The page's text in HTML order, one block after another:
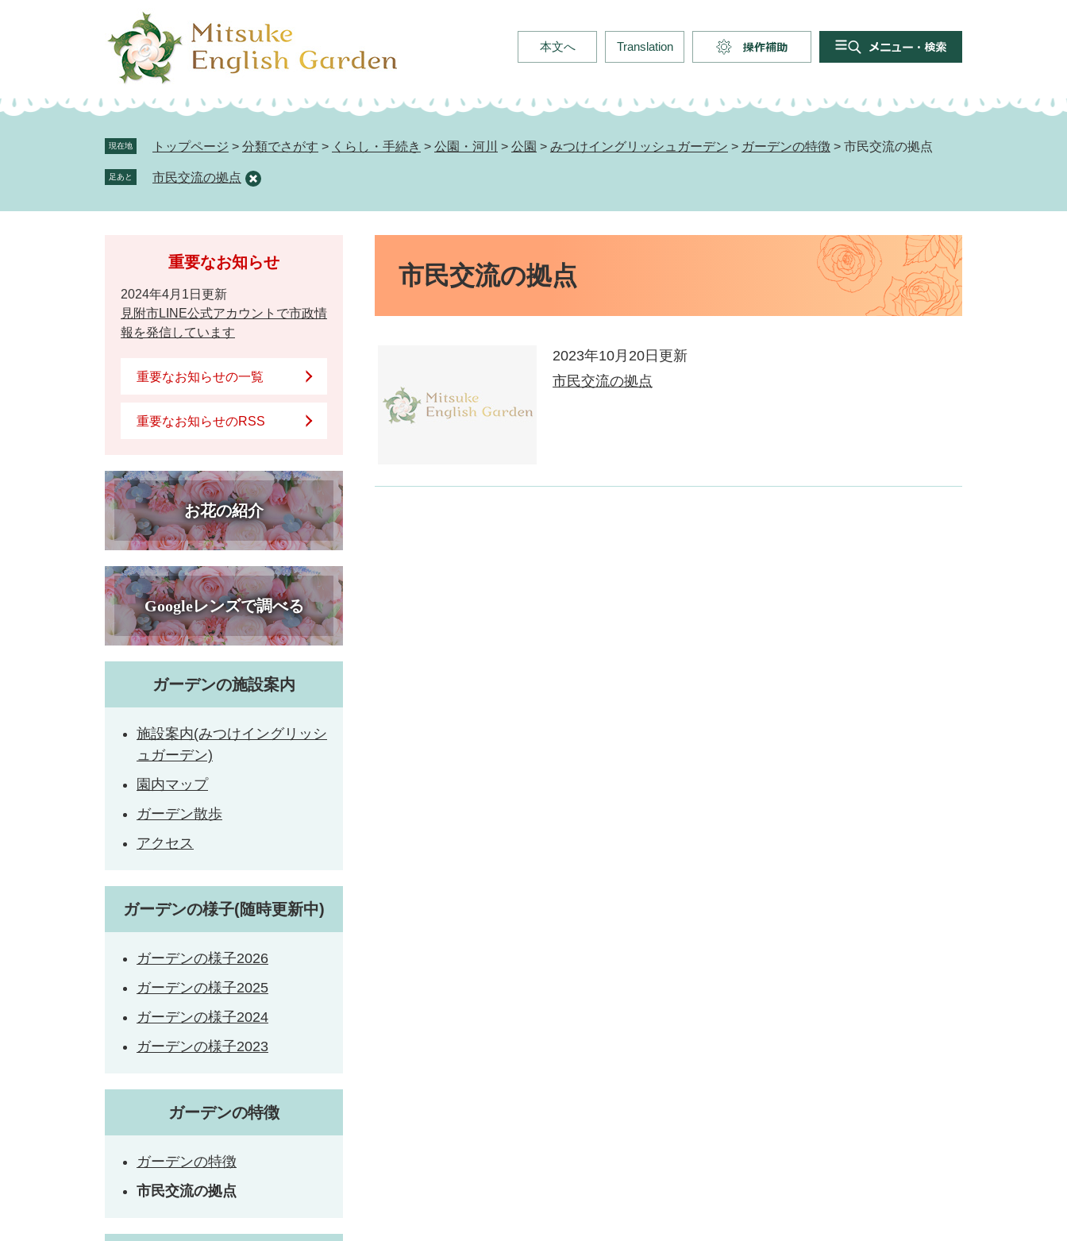
先
頭
を
飛
本文へ Translation
補
ュ
検
現在地 トップページ > 分類でさがす > くらし・手続き > 公園・河川 > 公園 > みつけイングリッシュガーデン > ガーデンの特徴 > 市民交流の拠点
足あと 市民交流の拠点
市民交流の拠点
2023年10月20日更新
市民交流の拠点
重要なお知らせ
2024年4月1日更新
見附市LINE公式アカウントで市政情
報を発信しています
重要なお知らせの一覧
重要なお知らせのRSS
お花の紹介
Googleレンズで調べる
ガーデンの施設案内
施設案内(みつけイングリッシ
ュガーデン)
園内マップ
ガーデン散歩
アクセス
ガーデンの様子(随時更新中)
ガーデンの様子2026
ガーデンの様子2025
ガーデンの様子2024
ガーデンの様子2023
ガーデンの特徴
ガーデンの特徴
市民交流の拠点